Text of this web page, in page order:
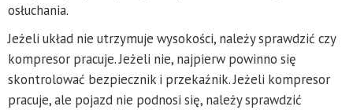
osłuchania.
Jeżeli układ nie utrzymuje wysokości, należy sprawdzić czy
kompresor pracuje. Jeżeli nie, najpierw powinno się
skontrolować bezpiecznik i przekaźnik. Jeżeli kompresor
pracuje, ale pojazd nie podnosi się, należy sprawdzić